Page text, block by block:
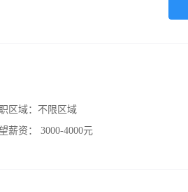
区域： 不限区域
薪资：
3000-4000元